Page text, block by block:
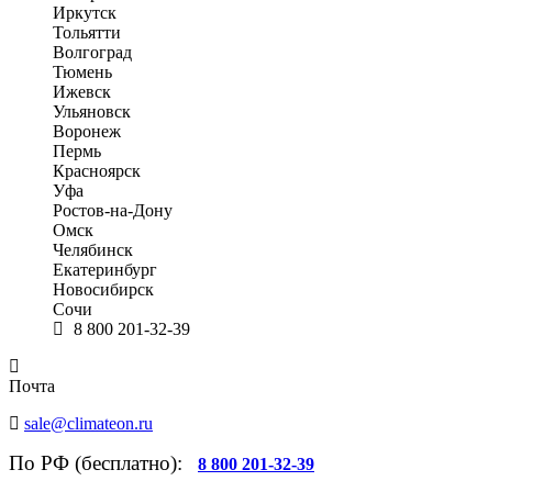
Иркутск
Тольятти
Волгоград
Тюмень
Ижевск
Ульяновск
Воронеж
Пермь
Красноярск
Уфа
Ростов-на-Дону
Омск
Челябинск
Екатеринбург
Новосибирск
Сочи
8 800 201-32-39
Почта
sale@climateon.ru
По РФ (бесплатно): 8 800 201-32-39